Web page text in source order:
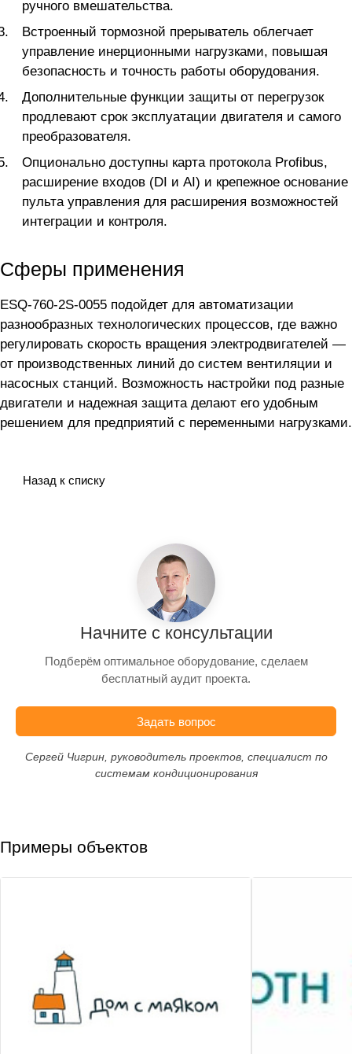
ручного вмешательства.
Встроенный тормозной прерыватель облегчает
управление инерционными нагрузками, повышая
безопасность и точность работы оборудования.
Дополнительные функции защиты от перегрузок
продлевают срок эксплуатации двигателя и самого
преобразователя.
Опционально доступны карта протокола Profibus,
расширение входов (DI и AI) и крепежное основание
пульта управления для расширения возможностей
интеграции и контроля.
Сферы применения
ESQ-760-2S-0055 подойдет для автоматизации
разнообразных технологических процессов, где важно
регулировать скорость вращения электродвигателей —
от производственных линий до систем вентиляции и
насосных станций. Возможность настройки под разные
двигатели и надежная защита делают его удобным
решением для предприятий с переменными нагрузками.
Назад к списку
Начните с консультации
Подберём оптимальное оборудование, сделаем
бесплатный аудит проекта.
Задать вопрос
Сергей Чигрин, руководитель проектов, специалист по
системам кондиционирования
Примеры объектов